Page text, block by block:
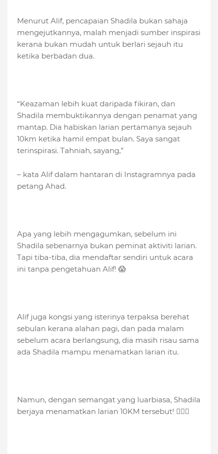
Menurut Alif, pencapaian Shadila bukan sahaja
mengejutkannya, malah menjadi sumber inspirasi
kerana bukan mudah untuk berlari sejauh itu
ketika berbadan dua.
“Keazaman lebih kuat daripada fikiran, dan
Shadila membuktikannya dengan penamat yang
mantap. Dia habiskan larian pertamanya sejauh
10km ketika hamil empat bulan. Saya sangat
terinspirasi. Tahniah, sayang,”
– kata Alif dalam hantaran di Instagramnya pada
petang Ahad.
Apa yang lebih mengagumkan, sebelum ini
Shadila sebenarnya bukan peminat aktiviti larian.
Tapi tiba-tiba, dia mendaftar sendiri untuk acara
ini tanpa pengetahuan Alif! 😱
Alif juga kongsi yang isterinya terpaksa berehat
sebulan kerana alahan pagi, dan pada malam
sebelum acara berlangsung, dia masih risau sama
ada Shadila mampu menamatkan larian itu.
Namun, dengan semangat yang luarbiasa, Shadila
berjaya menamatkan larian 10KM tersebut! 🏃‍♀️✨